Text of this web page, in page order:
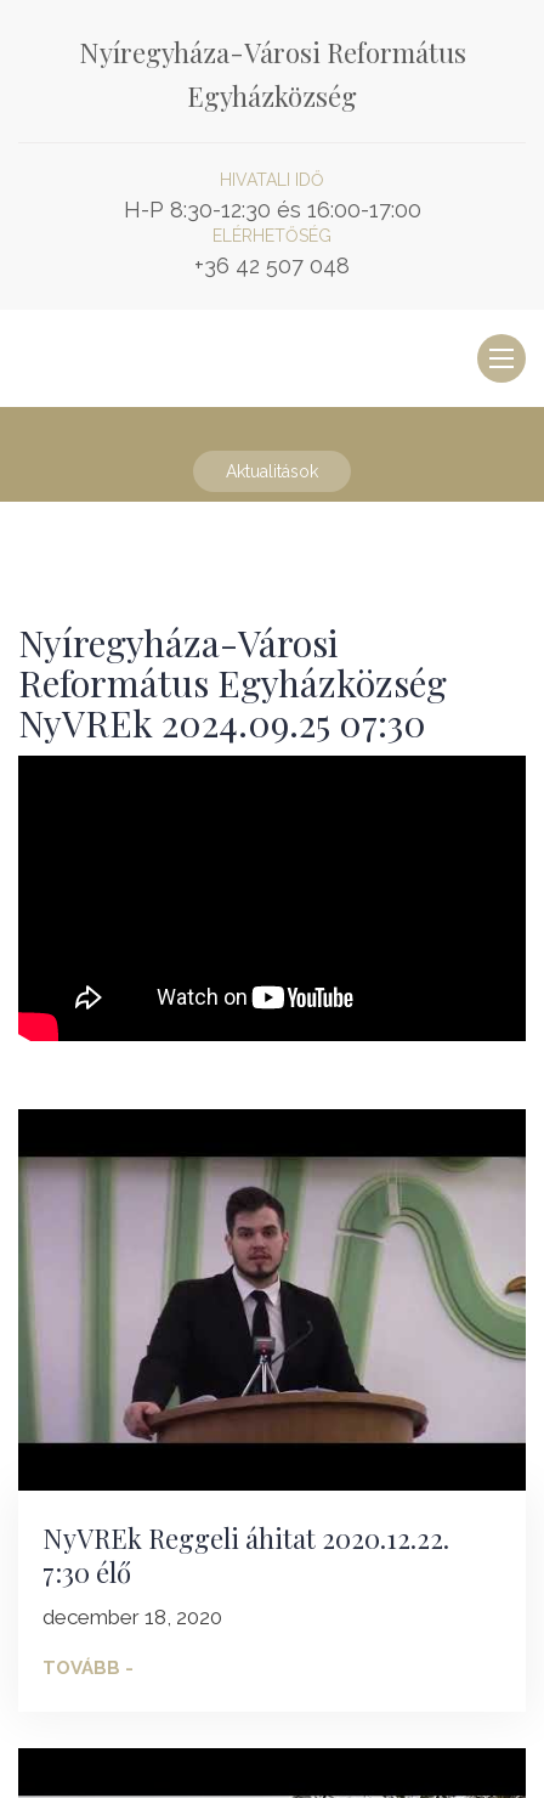
Nyíregyháza-Városi Református
Egyházközség
HIVATALI IDŐ
H-P 8:30-12:30 és 16:00-17:00
ELÉRHETŐSÉG
+36 42 507 048
Aktualitások
Nyíregyháza-Városi
Református Egyházközség
NyVREk 2024.09.25 07:30
NyVREk Reggeli áhitat 2020.12.22.
7:30 élő
december 18, 2020
TOVÁBB -